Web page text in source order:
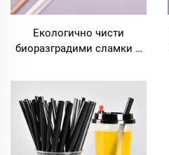
Екологично чисти
биоразградими сламки –